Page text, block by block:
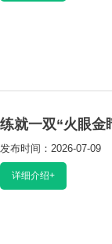
练就一双“火眼金
发布时间：2026-07-09
阅读：571
详细介绍+